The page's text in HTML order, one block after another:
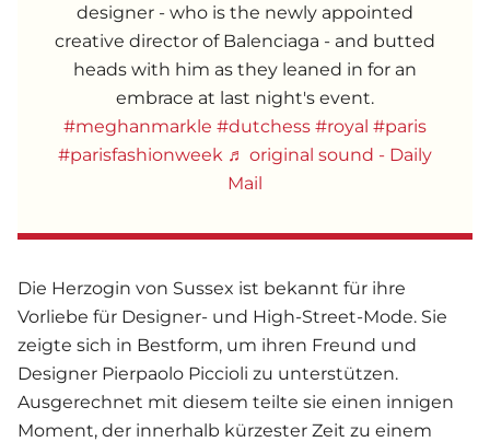
designer - who is the newly appointed
creative director of Balenciaga - and butted
heads with him as they leaned in for an
embrace at last night's event.
#meghanmarkle #dutchess #royal #paris
#parisfashionweek ♬ original sound - Daily
Mail
Die Herzogin von Sussex ist bekannt für ihre
Vorliebe für Designer- und High-Street-Mode. Sie
zeigte sich in Bestform, um ihren Freund und
Designer Pierpaolo Piccioli zu unterstützen.
Ausgerechnet mit diesem teilte sie einen innigen
Moment, der innerhalb kürzester Zeit zu einem